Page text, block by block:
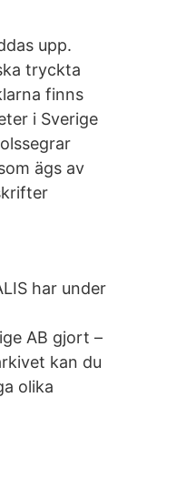
upp.
tryckta
finns
i Sverige
ägs av
har under
AB gjort –
kan du
olika